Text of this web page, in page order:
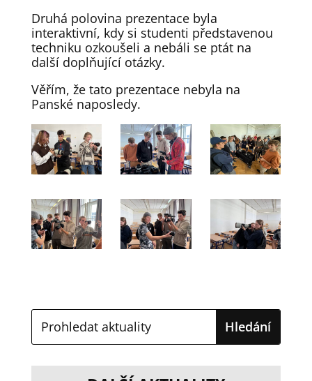
Druhá polovina prezentace byla
interaktivní, kdy si studenti představenou
techniku ozkoušeli a nebáli se ptát na
další doplňující otázky.
Věřím, že tato prezentace nebyla na
Panské naposledy.